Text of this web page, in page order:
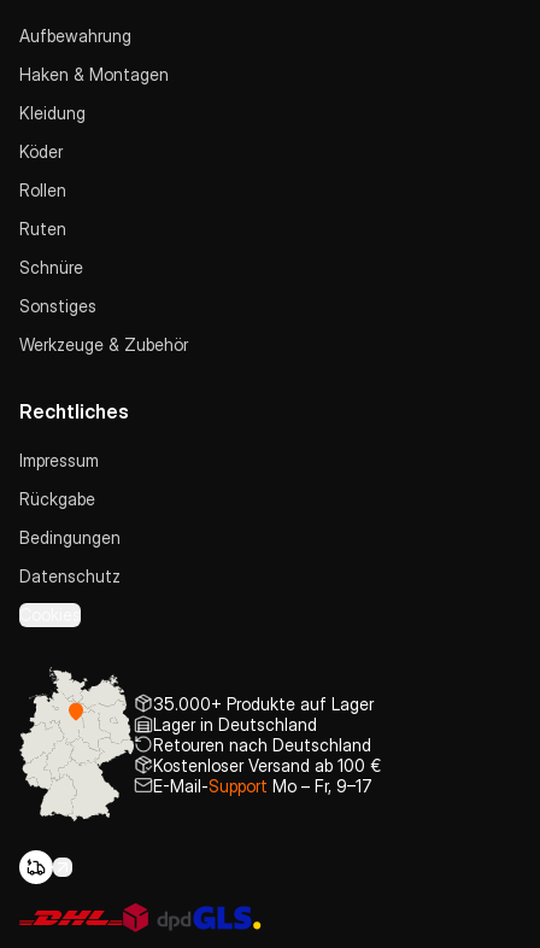
Aufbewahrung
Haken & Montagen
Kleidung
Köder
Rollen
Ruten
Schnüre
Sonstiges
Werkzeuge & Zubehör
Rechtliches
Impressum
Rückgabe
Bedingungen
Datenschutz
Cookies
35.000+ Produkte auf Lager
Lager in Deutschland
Retouren nach Deutschland
Kostenloser Versand ab 100 €
E-Mail-Support Mo – Fr, 9–17